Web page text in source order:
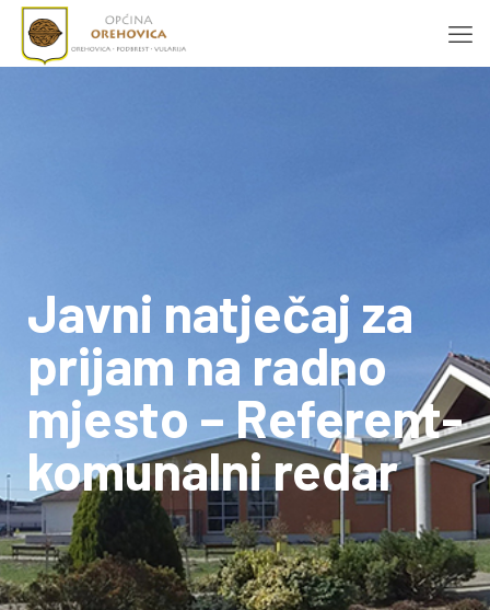
Javni natječaj za
prijam na radno
mjesto – Referent-
komunalni redar